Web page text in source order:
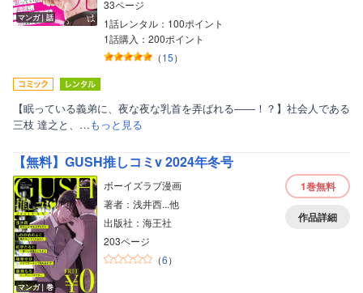
マンガ｜話
33ページ
1話レンタル：100ポイント
1話購入：200ポイント
（15）
【眠っている義弟に、夜な夜な乳首を弄ばれる――！？】社会人である
三枝 達之と、…もっと見る
【無料】GUSH推しコミv 2024年冬号
マンガ｜巻
ボーイズラブ漫画
著者：浅井西...他
出版社：海王社
203ページ
（6）
1巻無料
作品詳細